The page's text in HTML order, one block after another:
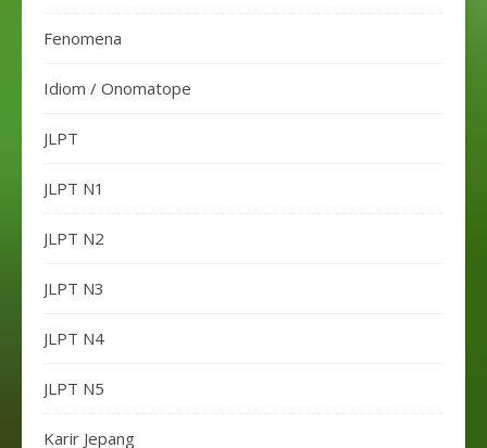
Fenomena
Idiom / Onomatope
JLPT
JLPT N1
JLPT N2
JLPT N3
JLPT N4
JLPT N5
Karir Jepang